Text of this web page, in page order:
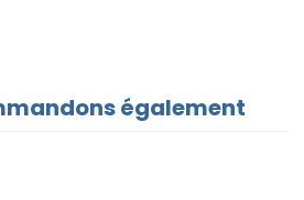
également